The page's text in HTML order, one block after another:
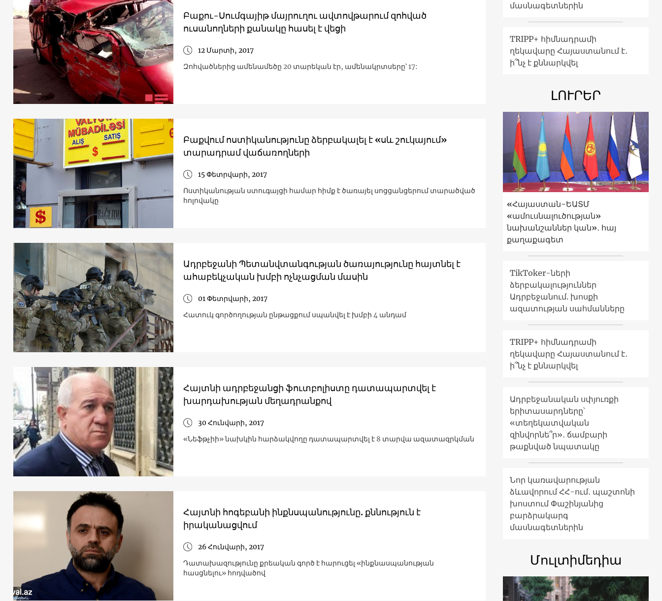
Բաքու-Սումգայիթ մայրուղու ավտովթարում զոհված
ուսանողների քանակը հասել է վեցի
12 Մարտի, 2017
Զոհվածներից ամենամեծը 20 տարեկան էր, ամենակրտսերը՝ 17:
Բաքվում ոստիկանությունը ձերբակալել է «սև շուկայում»
տարադրամ վաճառողների
15 Փետրվարի, 2017
Ոստիկանության ստուգայցի համար հիմք է ծառայել սոցցանցերում տարածված
հոլովակը
Ադրբեջանի Պետանվտանգության ծառայությունը հայտնել է
ահաբեկչական խմբի ոչնչացման մասին
01 Փետրվարի, 2017
Հատուկ գործողության ընթացքում սպանվել է խմբի 4 անդամ
Հայտնի ադրբեջանցի ֆուտբոլիստը դատապարտվել է
խարդախության մեղադրանքով
30 Հունվարի, 2017
«Նեֆթչիի» նախկին հարձակվողը դատապարտվել է 8 տարվա ազատազրկման
Հայտնի հոգեբանի ինքնսպանությունը. քննություն է
իրականացվում
26 Հունվարի, 2017
Դատախազությունը քրեական գործ է հարուցել «ինքնասպանության
հասցնելու» հոդվածով
մասնագետներին
TRIPP+ հիմնադրամի
ղեկավարը Հայաստանում է․
ի՞նչ է քննարկվել
ԼՈՒՐԵՐ
«Հայաստան-ԵԱՏՄ
«ամուսնալուծության»
նախանշաններ կան»․ հայ
քաղաքագետ
TikToker-ների
ձերբակալություններ
Ադրբեջանում. խոսքի
ազատության սահմանները
TRIPP+ հիմնադրամի
ղեկավարը Հայաստանում է․
ի՞նչ է քննարկվել
Ադրբեջանական սփյուռքի
երիտասարդները՝
«տեղեկատվական
զինվորնե՞ր»․ ճամբարի
թաքնված նպատակը
Նոր կառավարության
ձևավորում ՀՀ-ում․ պաշտոնի
խոստում Փաշինյանից
բարձրակարգ
մասնագետներին
Մուլտիմեդիա